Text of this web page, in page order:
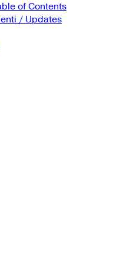
of Contents
/ Updates